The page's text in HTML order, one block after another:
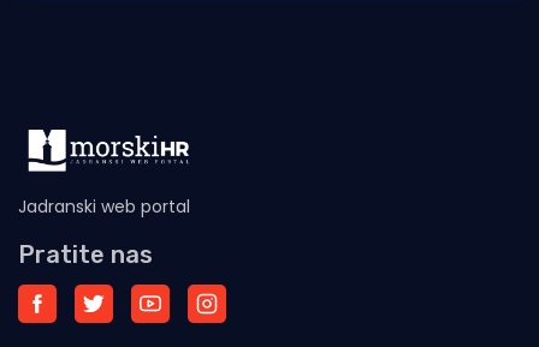
Jadranski web portal
Pratite nas